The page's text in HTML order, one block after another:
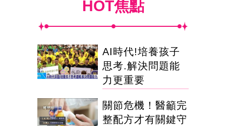
HOT焦點
AI時代!培養孩子
思考.解決問題能
力更重要
關節危機！醫籲完
整配方才有關鍵守